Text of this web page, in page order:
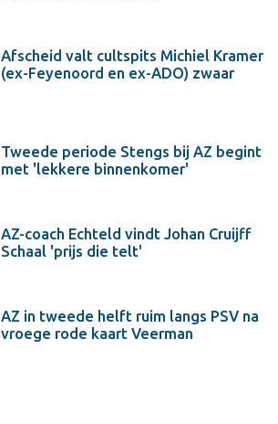
Afscheid valt cultspits Michiel Kramer
(ex-Feyenoord en ex-ADO) zwaar
Tweede periode Stengs bij AZ begint
met 'lekkere binnenkomer'
AZ-coach Echteld vindt Johan Cruijff
Schaal 'prijs die telt'
AZ in tweede helft ruim langs PSV na
vroege rode kaart Veerman